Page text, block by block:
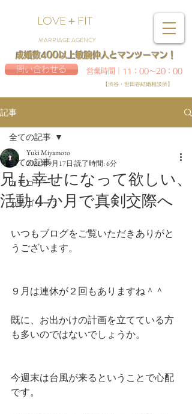
LOVE＋FIT
MARRIAGE AGENCY
問い合わせる
【渋谷・世田谷結婚相談所】
成婚数400以上敏腕仲人とマンツーマン！
営業時間｜11：00～20：00
記事
全ての記事
カテゴリー 1
カテゴリー 2
全ての記事
兄も幸せになって欲しい、
活動４か月で真剣交際へ
Yuki Miyamoto
2022年9月17日 読了時間: 6分
いつもブログをご覧いただきありがと
うございます。
９月は連休が２回もありますね＾＾
既に、お出かけの計画を立てている方
も多いのではないでしょうか。
今週末は台風が来るということで心配
です。